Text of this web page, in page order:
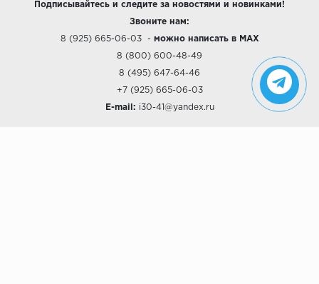
Подписывайтесь и следите за новостями и новинками!
Звоните нам:
8 (925) 665-06-03- можно написать в MAX
8 (800) 600-48-49
8 (495) 647-64-46
+7 (925) 665-06-03
E-mail: i30-41@yandex.ru